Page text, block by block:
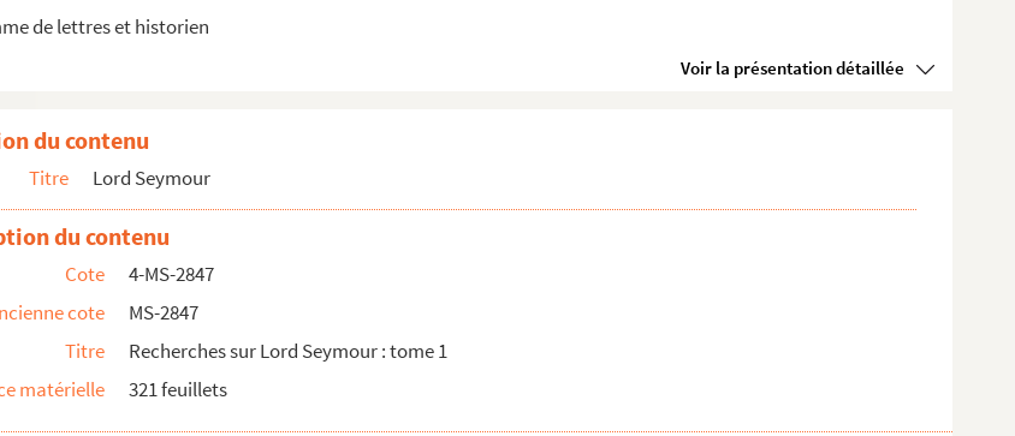
de lettres et historien
Voir la présentation détaillée
du contenu
Titre Lord Seymour
du contenu
Cote
4-MS-2847
cote
MS-2847
Titre
Recherches sur Lord Seymour : tome 1
matérielle
321 feuillets